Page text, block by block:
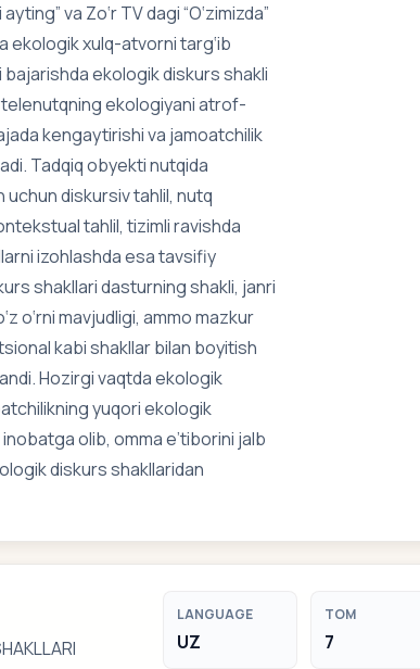
va Zo‘r TV dagi “O‘zimizda”
ekologik xulq-atvorni targ‘ib
ekologik diskurs shakli
telenutqning ekologiyani atrof-
kengaytirishi va jamoatchilik
Tadqiq obyekti nutqida
diskursiv tahlil, nutq
tahlil, tizimli ravishda
izohlashda esa tavsifiy
shakllari dasturning shakli, janri
o‘rni mavjudligi, ammo mazkur
kabi shakllar bilan boyitish
Hozirgi vaqtda ekologik
yuqori ekologik
olib, omma e’tiborini jalb
diskurs shakllaridan
LANGUAGE
UZ
TOM
7